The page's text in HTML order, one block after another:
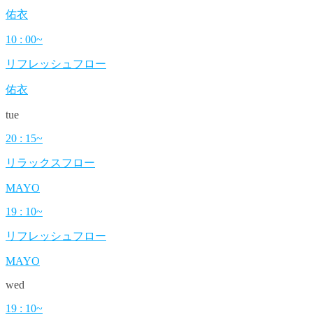
佑衣
10 : 00~
リフレッシュフロー
佑衣
tue
20 : 15~
リラックスフロー
MAYO
19 : 10~
リフレッシュフロー
MAYO
wed
19 : 10~